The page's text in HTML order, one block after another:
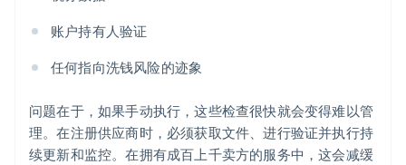
账户持有人验证
任何指向洗钱风险的迹象
问题在于，如果手动执行，这些检查很快就会变得难以管
理。在注册供应商时，必须获取文件、进行验证并执行持
续更新和监控。在拥有成百上千卖方的服务中，这会减缓